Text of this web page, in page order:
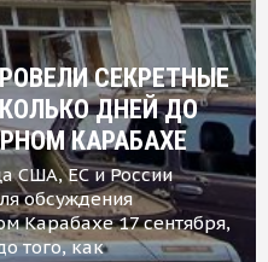
СЕКРЕТНЫЕ
ДНЕЙ ДО
КАРАБАХЕ
США, ЕС и России
обсуждения
Карабахе 17 сентября,
того, как